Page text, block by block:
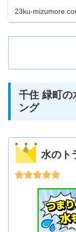
23ku-
千住 緑町の
ング
水のト